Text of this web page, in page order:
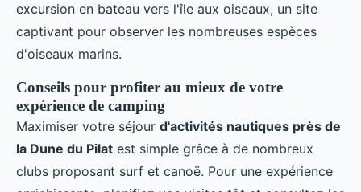
excursion en bateau vers l'île aux oiseaux, un site
captivant pour observer les nombreuses espèces
d'oiseaux marins.
Conseils pour profiter au mieux de votre
expérience de camping
Maximiser votre séjour d'activités nautiques près de
la Dune du Pilat est simple grâce à de nombreux
clubs proposant surf et canoë. Pour une expérience